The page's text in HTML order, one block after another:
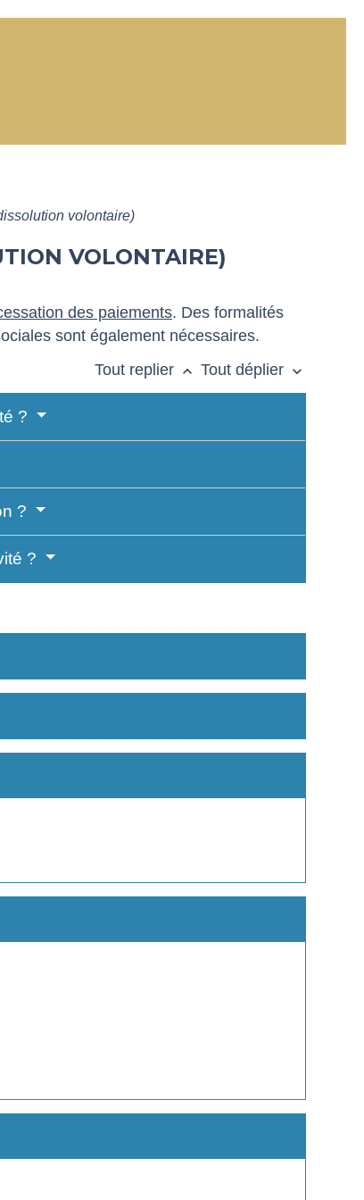
volontaire)
VOLONTAIRE)
des paiements. Des formalités
sont également nécessaires.
Tout replier keyboard_arrow_up Tout déplier keyboard_arrow_down
?
?
?